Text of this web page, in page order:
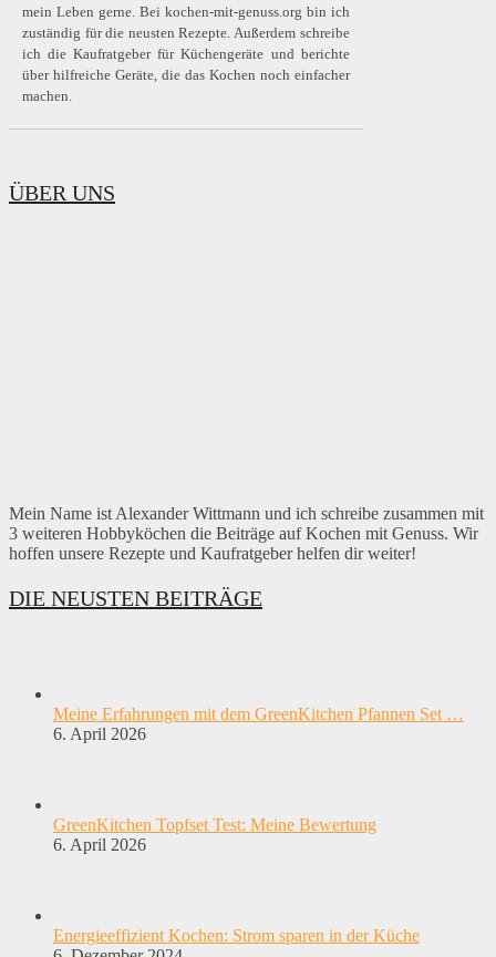
mein Leben gerne. Bei kochen-mit-genuss.org bin ich
zuständig für die neusten Rezepte. Außerdem schreibe
ich die Kaufratgeber für Küchengeräte und berichte
über hilfreiche Geräte, die das Kochen noch einfacher
machen.
ÜBER UNS
Mein Name ist Alexander Wittmann und ich schreibe zusammen mit
3 weiteren Hobbyköchen die Beiträge auf Kochen mit Genuss. Wir
hoffen unsere Rezepte und Kaufratgeber helfen dir weiter!
DIE NEUSTEN BEITRÄGE
Meine Erfahrungen mit dem GreenKitchen Pfannen Set …
6. April 2026
GreenKitchen Topfset Test: Meine Bewertung
6. April 2026
Energieeffizient Kochen: Strom sparen in der Küche